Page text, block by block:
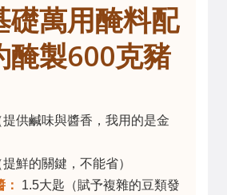
礎萬用醃料配
醃製600克豬
供鹹味與醬香，我用的是金
鮮的關鍵，不能省）
1.5大匙（賦予複雜的豆類發